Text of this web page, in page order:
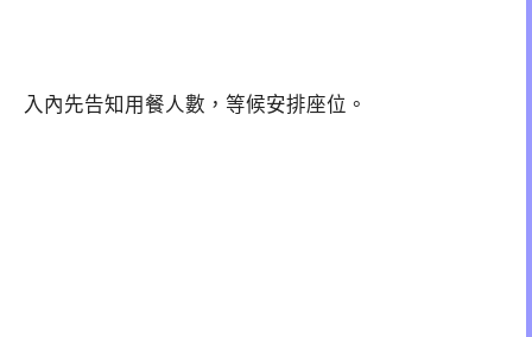
入內先告知用餐人數，等候安排座位。